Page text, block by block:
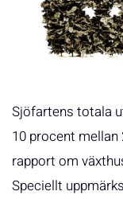
Sjöfartens totala
10 procent mellan
rapport om
Speciellt